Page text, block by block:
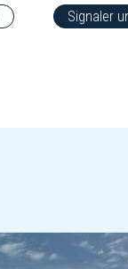
Signaler